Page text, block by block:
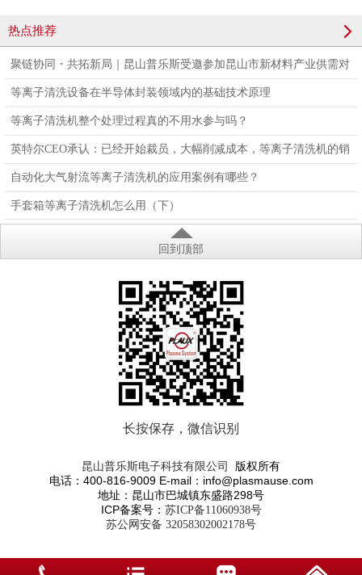
蚀机 PLAUX-CTP-2000 PTS-
热点推荐
聚链协同・共拓新局｜昆山普乐斯受邀参加昆山市新材料产业供需对
接会，亮相国际橡塑展
等离子清洗设备在半导体封装领域内的基础技术原理
等离子清洗机整个处理过程真的不用水参与吗？
英特尔CEO承认：已经开始裁员，大幅削减成本，等离子清洗机的销
量会大降吗？
自动化大气射流等离子清洗机的应用案例有哪些？
手套箱等离子清洗机怎么用（下）
回到顶部
长按保存，微信识别
昆山普乐斯电子科技有限公司
版权所有
电话：400-816-9009 E-mail：info@plasmause.com
地址：昆山市巴城镇东盛路298号
ICP备案号： 苏ICP备11060938号
苏公网安备 32058302002178号